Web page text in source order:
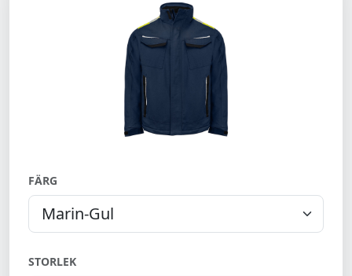
FÄRG
STORLEK